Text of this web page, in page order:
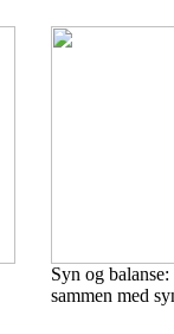
Syn og
sammen med